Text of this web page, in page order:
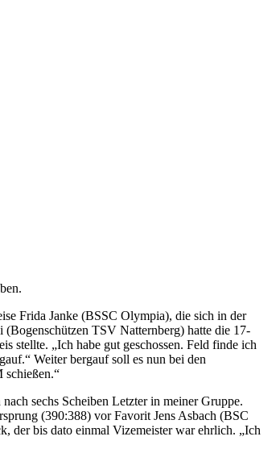
Frida Janke (BSSC Olympia), die sich in der
TSV Natternberg) hatte die 17-
stellte. „Ich habe gut geschossen. Feld finde ich
Weiter bergauf soll es nun bei den
schießen.“
sechs Scheiben Letzter in meiner Gruppe.
(390:388) vor Favorit Jens Asbach (BSC
der bis dato einmal Vizemeister war ehrlich. „Ich